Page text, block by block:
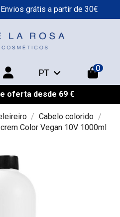
grátis a partir de 30€
PT 0
oferta desde 69 €
Cabelo colorido
Color Vegan 10V 1000ml